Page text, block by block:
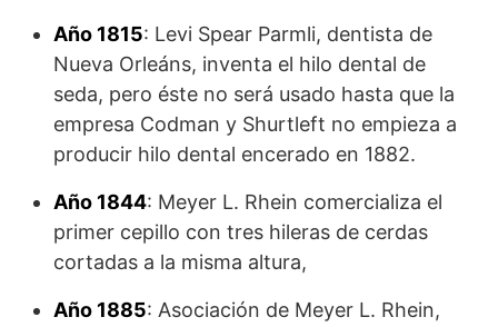
Año 1815: Levi Spear Parmli, dentista de
Nueva Orleáns, inventa el hilo dental de
seda, pero éste no será usado hasta que la
empresa Codman y Shurtleft no empieza a
producir hilo dental encerado en 1882.
Año 1844: Meyer L. Rhein comercializa el
primer cepillo con tres hileras de cerdas
cortadas a la misma altura,
Año 1885: Asociación de Meyer L. Rhein,